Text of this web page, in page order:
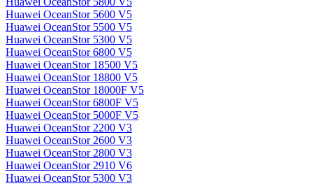
Huawei OceanStor 5600 V5
Huawei OceanStor 5500 V5
Huawei OceanStor 5300 V5
Huawei OceanStor 6800 V5
Huawei OceanStor 18500 V5
Huawei OceanStor 18800 V5
Huawei OceanStor 18000F V5
Huawei OceanStor 6800F V5
Huawei OceanStor 5000F V5
Huawei OceanStor 2200 V3
Huawei OceanStor 2600 V3
Huawei OceanStor 2800 V3
Huawei OceanStor 2910 V6
Huawei OceanStor 5300 V3